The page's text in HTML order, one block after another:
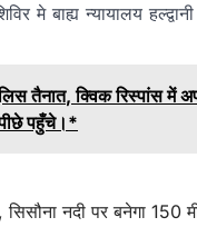
मे बाह्य न्यायालय
तैनात, क्विक रिस्पांस में
पहुँचे।*
नदी पर बनेगा 150